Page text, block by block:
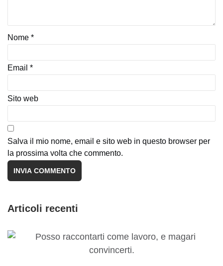
Nome *
Email *
Sito web
Salva il mio nome, email e sito web in questo browser per
la prossima volta che commento.
Articoli recenti